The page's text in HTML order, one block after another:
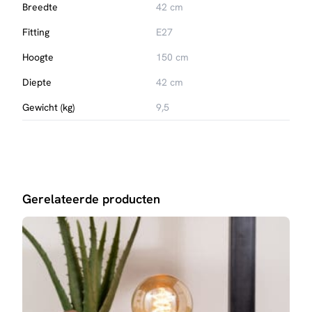
Breedte
42 cm
Fitting
E27
Hoogte
150 cm
Diepte
42 cm
Gewicht (kg)
9,5
Gerelateerde producten